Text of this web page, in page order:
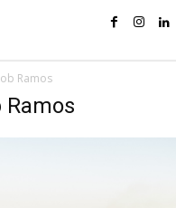
Ramos
Ramos